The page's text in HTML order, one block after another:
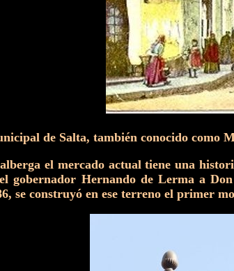
de Salta, también conocido como
el mercado actual tiene una
gobernador Hernando de Lerma a
se construyó en ese terreno el primer